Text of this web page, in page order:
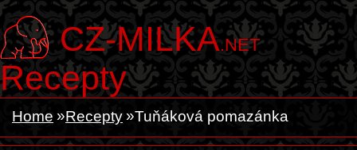
CZ-MILKA.NET
Recepty
Home Recepty Tuňáková pomazánka